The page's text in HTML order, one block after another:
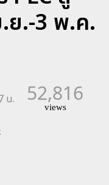
ย.-3 พ.ค.
น. 52,816
views